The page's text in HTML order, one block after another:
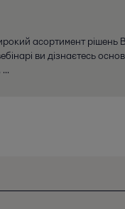
асортимент рішень
ви дізнаєтесь